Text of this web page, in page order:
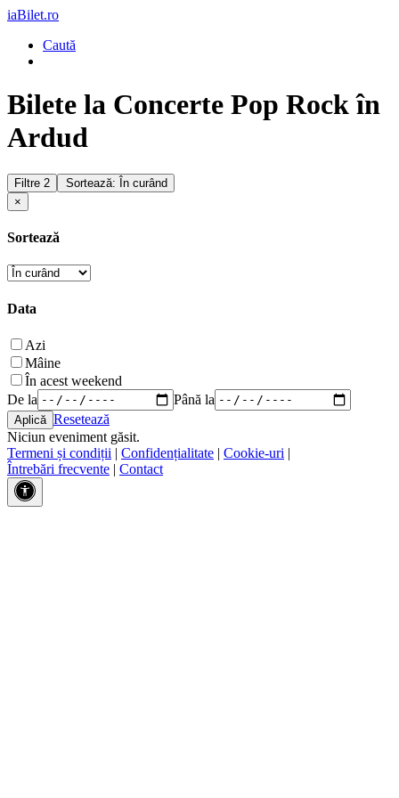
iaBilet.ro
Caută
Bilete la Concerte Pop Rock în
Ardud
Filtre 2
Sortează: În curând
×
Sortează
Data
Azi
Mâine
În acest weekend
De la
Până la
Resetează
Niciun eveniment găsit.
Termeni și condiții | Confidențialitate | Cookie-uri |
Întrebări frecvente | Contact